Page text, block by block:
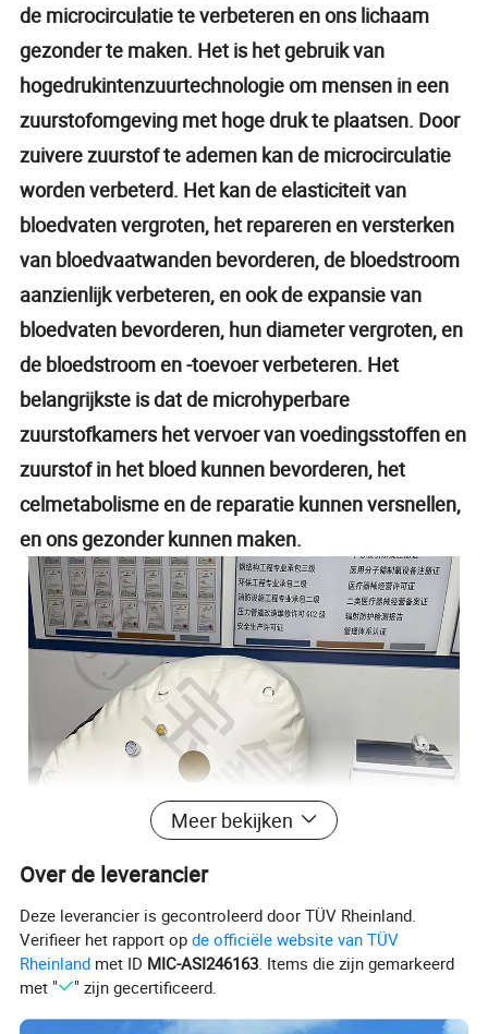
de microcirculatie te verbeteren en ons lichaam
gezonder te maken. Het is het gebruik van
hogedrukintenzuurtechnologie om mensen in een
zuurstofomgeving met hoge druk te plaatsen. Door
zuivere zuurstof te ademen kan de microcirculatie
worden verbeterd. Het kan de elasticiteit van
bloedvaten vergroten, het repareren en versterken
van bloedvaatwanden bevorderen, de bloedstroom
aanzienlijk verbeteren, en ook de expansie van
bloedvaten bevorderen, hun diameter vergroten, en
de bloedstroom en -toevoer verbeteren. Het
belangrijkste is dat de microhyperbare
zuurstofkamers het vervoer van voedingsstoffen en
zuurstof in het bloed kunnen bevorderen, het
celmetabolisme en de reparatie kunnen versnellen,
en ons gezonder kunnen maken.
Meer bekijken
Over de leverancier
Deze leverancier is gecontroleerd door TÜV Rheinland.
Verifieer het rapport opde officiële website van TÜV
Rheinland met ID MIC-ASI246163 . Items die zijn gemarkeerd
met "
" zijn gecertificeerd.